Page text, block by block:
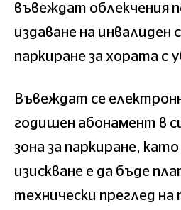
въвеждат облекчения
издаване на инвалиден
паркиране за хората с
Въвеждат се
годишен абонамент в
зона за паркиране,
изискване е да бъде
технически преглед на